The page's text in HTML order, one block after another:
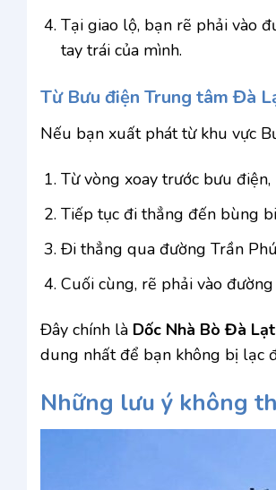
Tại giao lộ, bạn rẽ phải vào
tay trái của mình.
Từ Bưu điện Trung tâm Đà
Nếu bạn xuất phát từ khu vực
Từ vòng xoay trước bưu
Tiếp tục đi thẳng đến bùng
Đi thẳng qua đường Trần
Cuối cùng, rẽ phải vào
Đây chính là Dốc Nhà Bò Đà
dung nhất để bạn không bị lạc
Những lưu ý không